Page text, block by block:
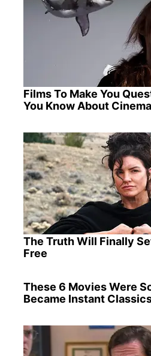
Films To Make You
You Know About Cinema
The Truth Will Finally
Free
These 6 Movies Were
Became Instant